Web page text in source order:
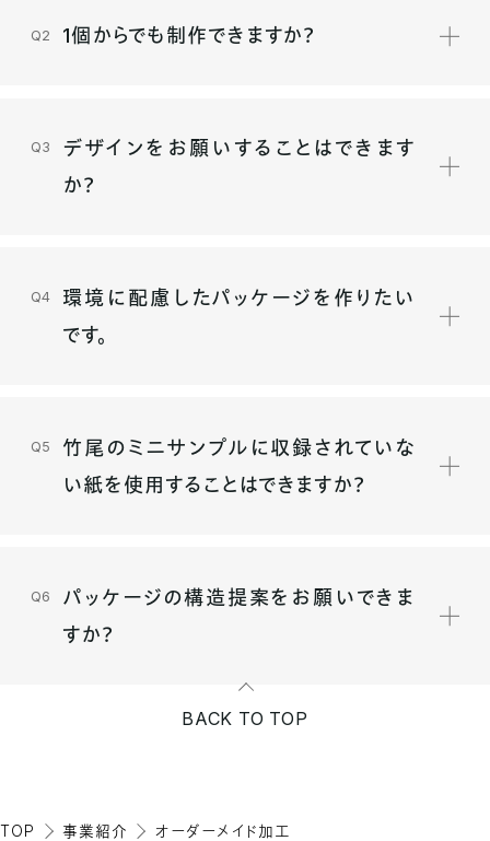
1個からでも制作できますか？
デザインをお願いすることはできます
か？
環境に配慮したパッケージを作りたい
です。
竹尾のミニサンプルに収録されていな
い紙を使用することはできますか？
パッケージの構造提案をお願いできま
すか？
BACK TO TOP
TOP 事業紹介 オーダーメイド加工